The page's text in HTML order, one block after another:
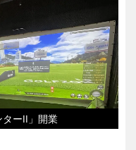
ターII」開業